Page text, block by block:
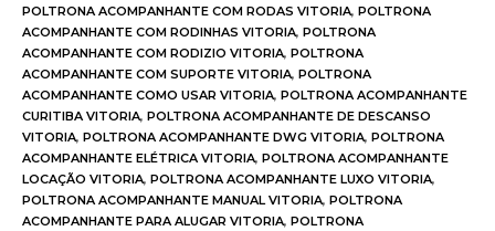
POLTRONA ACOMPANHANTE COM RODAS VITORIA, POLTRONA
ACOMPANHANTE COM RODINHAS VITORIA, POLTRONA
ACOMPANHANTE COM RODIZIO VITORIA, POLTRONA
ACOMPANHANTE COM SUPORTE VITORIA, POLTRONA
ACOMPANHANTE COMO USAR VITORIA, POLTRONA ACOMPANHANTE
CURITIBA VITORIA, POLTRONA ACOMPANHANTE DE DESCANSO
VITORIA, POLTRONA ACOMPANHANTE DWG VITORIA, POLTRONA
ACOMPANHANTE ELÉTRICA VITORIA, POLTRONA ACOMPANHANTE
LOCAÇÃO VITORIA, POLTRONA ACOMPANHANTE LUXO VITORIA,
POLTRONA ACOMPANHANTE MANUAL VITORIA, POLTRONA
ACOMPANHANTE PARA ALUGAR VITORIA, POLTRONA